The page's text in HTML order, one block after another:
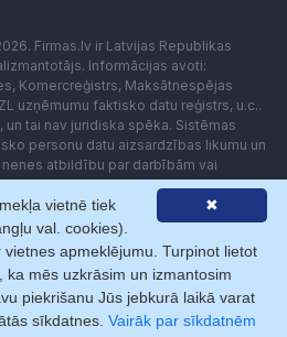
Firmas.lv ir Latvijas Republikas
Informācijas avoti:
Komercreģistrs, Maksātnespējas
uzņēmumu faktisko datu reģistrs, u.c..
un tai nav juridiska spēka. Sistēmas
personu datu aizsardzības likumu un
atbildību par darbībām vai
pakalpojumu. Lietotājam aizliegts
sistēmas vai iekārtas (robotus)
saskaņošanas ar Firmas.lv. Galvenā
politika Norēķini ar
✖
vietnē tiek
val. cookies).
apmeklējumu. Turpinot lietot
ka mēs uzkrāsim un izmantosim
piekrišanu Jūs jebkurā laikā varat
sīkdatnes. Vairāk par sīkdatnēm